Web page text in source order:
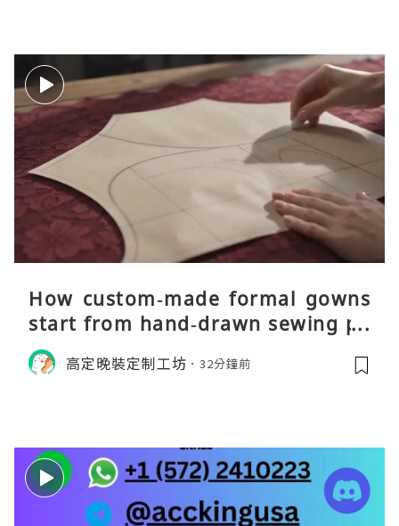
How custom‑made formal gowns
start from hand‑drawn sewing pa
tterns
高定晚裝定制工坊 32分鐘前